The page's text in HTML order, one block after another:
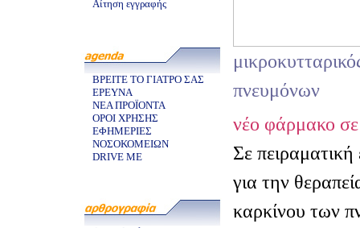
Αίτηση εγγραφής
ΒΡΕΙΤΕ ΤΟ ΓΙΑΤΡΟ ΣΑΣ
ΕΡΕΥΝΑ
ΝΕΑ ΠΡΟΪΟΝΤΑ
ΟΡΟΙ ΧΡΗΣΗΣ
ΕΦΗΜΕΡΙΕΣ
ΝΟΣΟΚΟΜΕΙΩΝ
DRIVE ME
πνευμόνων
νέο φάρμακο
Σε
για την
καρκίνου των